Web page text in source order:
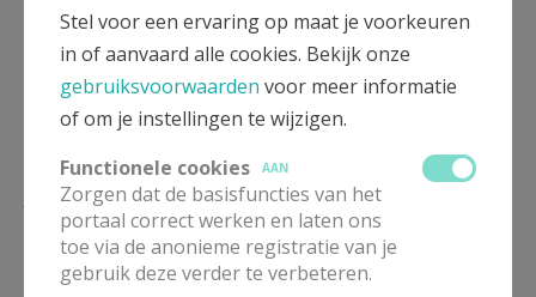
Lees meer
Stel voor een ervaring op maat je voorkeuren
in of aanvaard alle cookies. Bekijk onze
gebruiksvoorwaarden voor meer informatie
of om je instellingen te wijzigen.
Functionele cookies
AAN
Zorgen dat de basisfuncties van het
portaal correct werken en laten ons
toe via de anonieme registratie van je
gebruik deze verder te verbeteren.